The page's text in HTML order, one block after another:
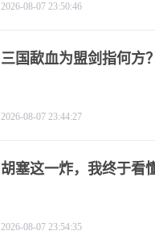
2026-08-07 23:50:46
三国歃血为盟剑指何方
2026-08-07 23:44:27
胡塞这一炸，我终于看
2026-08-07 23:54:35